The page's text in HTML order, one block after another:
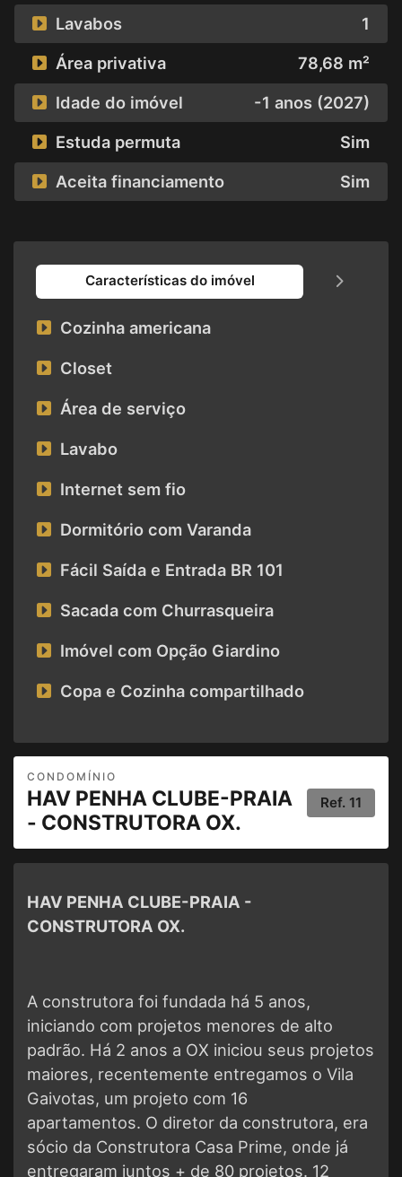
Lavabos
1
Área privativa
78,68 m²
Idade do imóvel
-1 anos (2027)
Estuda permuta
Sim
Aceita financiamento
Sim
Características do imóvel
Cozinha americana
Closet
Área de serviço
Lavabo
Internet sem fio
Dormitório com Varanda
Fácil Saída e Entrada BR 101
Sacada com Churrasqueira
Imóvel com Opção Giardino
Copa e Cozinha compartilhado
CONDOMÍNIO
HAV PENHA CLUBE-PRAIA
- CONSTRUTORA OX.
Ref. 11
HAV PENHA CLUBE-PRAIA -
CONSTRUTORA OX.
A construtora foi fundada há 5 anos,
iniciando com projetos menores de alto
padrão. Há 2 anos a OX iniciou seus projetos
maiores, recentemente entregamos o Vila
Gaivotas, um projeto com 16
apartamentos. O diretor da construtora, era
sócio da Construtora Casa Prime, onde já
entregaram juntos + de 80 projetos. 12